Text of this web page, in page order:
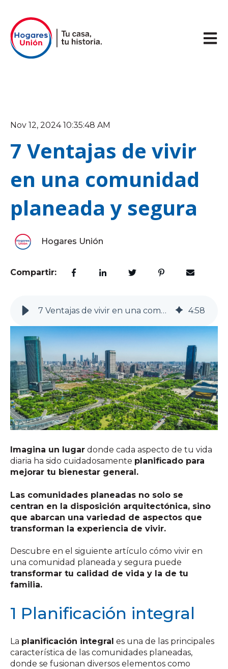
Abrir
Nov 12, 2024 10:35:48 AM
7 Ventajas de vivir
en una comunidad
planeada y segura
Hogares Unión
Compartir:
7 Ventajas de vivir en una comunidad planeada y segura 4:58
Imagina un lugar donde cada aspecto de tu vida
diaria ha sido cuidadosamente planificado para
mejorar tu bienestar general.
Las comunidades planeadas no solo se
centran en la disposición arquitectónica, sino
que abarcan una variedad de aspectos que
transforman la experiencia de vivir.
Descubre en el siguiente artículo cómo vivir en
una comunidad planeada y segura puede
transformar tu calidad de vida y la de tu
familia.
1 Planificación integral
La planificación integral es una de las principales
característica de las comunidades planeadas,
donde se fusionan diversos elementos como